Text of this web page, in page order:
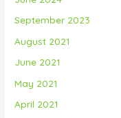
September 2023
August 2021
June 2021
May 2021
April 2021